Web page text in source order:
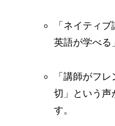
「ネイティ
英語が学べる
「講師がフ
切」という声
す。